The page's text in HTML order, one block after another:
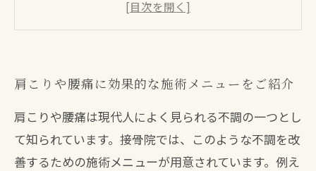
院内で行うストレッチで痛みの再発を予防
肩こりや腰痛に効果的な施術メニューをご紹介
肩こりや腰痛は現代人によく見られる不調の一つとし
て知られています。接骨院では、このような不調を改
善するための施術メニューが用意されています。例え